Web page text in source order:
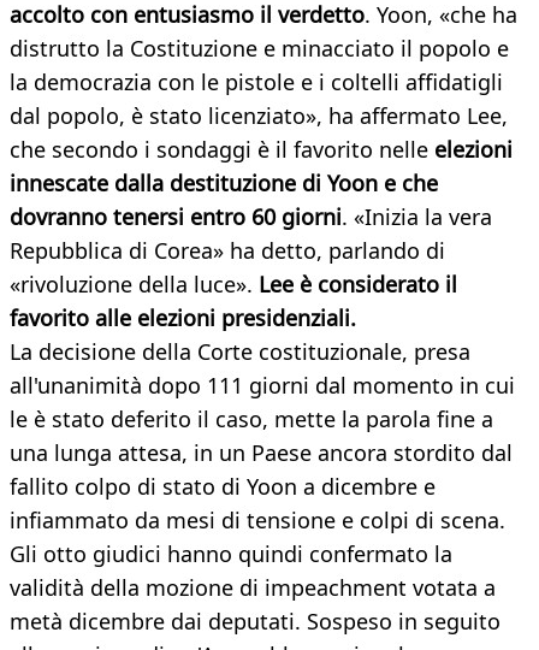
accolto con entusiasmo il verdetto. Yoon, «che ha
distrutto la Costituzione e minacciato il popolo e
la democrazia con le pistole e i coltelli affidatigli
dal popolo, è stato licenziato», ha affermato Lee,
che secondo i sondaggi è il favorito nelle elezioni
innescate dalla destituzione di Yoon e che
dovranno tenersi entro 60 giorni. «Inizia la vera
Repubblica di Corea» ha detto, parlando di
«rivoluzione della luce». Lee è considerato il
favorito alle elezioni presidenziali.
La decisione della Corte costituzionale, presa
all'unanimità dopo 111 giorni dal momento in cui
le è stato deferito il caso, mette la parola fine a
una lunga attesa, in un Paese ancora stordito dal
fallito colpo di stato di Yoon a dicembre e
infiammato da mesi di tensione e colpi di scena.
Gli otto giudici hanno quindi confermato la
validità della mozione di impeachment votata a
metà dicembre dai deputati. Sospeso in seguito